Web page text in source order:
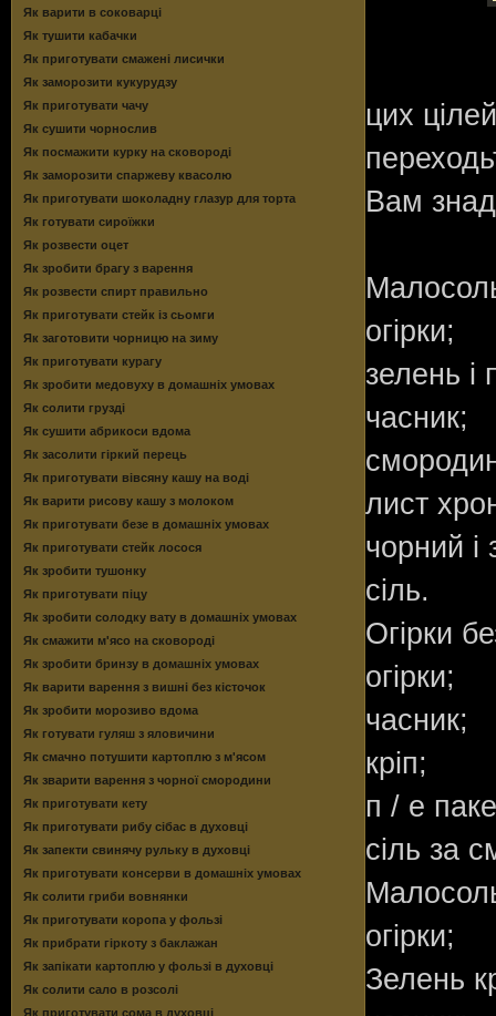
Як варити в соковарці
Як тушити кабачки
Як приготувати смажені лисички
Як заморозити кукурудзу
Як приготувати чачу
Як сушити чорнослив
Як посмажити курку на сковороді
Як заморозити спаржеву квасолю
Як приготувати шоколадну глазур для торта
Як готувати сироїжки
Як розвести оцет
Як зробити брагу з варення
Як розвести спирт правильно
Як приготувати стейк із сьомги
Як заготовити чорницю на зиму
Як приготувати курагу
Як зробити медовуху в домашніх умовах
Як солити грузді
Як сушити абрикоси вдома
Як засолити гіркий перець
Як приготувати вівсяну кашу на воді
Як варити рисову кашу з молоком
Як приготувати безе в домашніх умовах
Як приготувати стейк лосося
Як зробити тушонку
Як приготувати піцу
Як зробити солодку вату в домашніх умовах
Як смажити м'ясо на сковороді
Як зробити бринзу в домашніх умовах
Як варити варення з вишні без кісточок
Як зробити морозиво вдома
Як готувати гуляш з яловичини
Як смачно потушити картоплю з м'ясом
Як зварити варення з чорної смородини
Як приготувати кету
Як приготувати рибу сібас в духовці
Як запекти свинячу рульку в духовці
Як приготувати консерви в домашніх умовах
Як солити гриби вовнянки
Як приготувати коропа у фользі
Як прибрати гіркоту з баклажан
Як запікати картоплю у фользі в духовці
Як солити сало в розсолі
Як приготувати сома в духовці
цих
Вам
огірки;
зелень і
часник;
лист
чорний
сіль.
Огірки
огірки;
часник;
кріп;
п / е
сіль за
огірки;
Зелень